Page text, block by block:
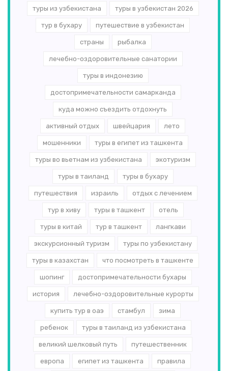
туры из узбекистана туры в узбекистан 2026
тур в бухару путешествие в узбекистан
страны рыбалка
лечебно-оздоровительные санатории
туры в индонезию
достопримечательности самарканда
куда можно съездить отдохнуть
активный отдых швейцария лето
мошенники туры в египет из ташкента
туры во вьетнам из узбекистана экотуризм
туры в таиланд туры в бухару
путешествия израиль отдых с лечением
тур в хиву туры в ташкент отель
туры в китай тур в ташкент лангкави
экскурсионный туризм туры по узбекистану
туры в казахстан что посмотреть в ташкенте
шопинг достопримечательности бухары
история лечебно-оздоровительные курорты
купить тур в оаэ стамбул зима
ребенок туры в таиланд из узбекистана
великий шелковый путь путешественник
европа египет из ташкента правила